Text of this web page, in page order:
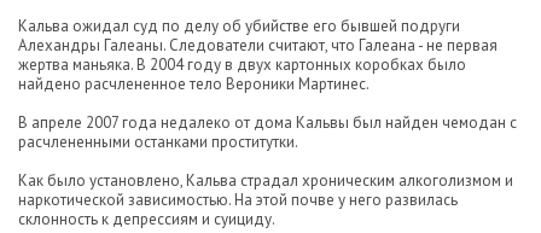
Кальва ожидал суд по делу об убийстве его бывшей подруги
Алехандры Галеаны. Следователи считают, что Галеана - не первая
жертва маньяка. В 2004 году в двух картонных коробках было
найдено расчлененное тело Вероники Мартинес.
В апреле 2007 года недалеко от дома Кальвы был найден чемодан с
расчлененными останками проститутки.
Как было установлено, Кальва страдал хроническим алкоголизмом и
наркотической зависимостью. На этой почве у него развилась
склонность к депрессиям и суициду.